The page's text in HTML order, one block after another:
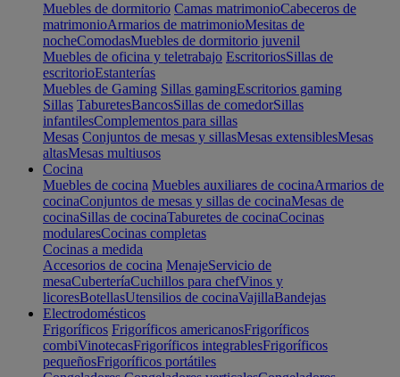
Muebles de dormitorio Camas matrimonioCabeceros de
matrimonioArmarios de matrimonioMesitas de
nocheComodasMuebles de dormitorio juvenil
Muebles de oficina y teletrabajo EscritoriosSillas de
escritorioEstanterías
Muebles de Gaming Sillas gamingEscritorios gaming
Sillas TaburetesBancosSillas de comedorSillas
infantilesComplementos para sillas
Mesas Conjuntos de mesas y sillasMesas extensiblesMesas
altasMesas multiusos
Cocina
Muebles de cocina Muebles auxiliares de cocinaArmarios de
cocinaConjuntos de mesas y sillas de cocinaMesas de
cocinaSillas de cocinaTaburetes de cocinaCocinas
modularesCocinas completas
Cocinas a medida
Accesorios de cocina MenajeServicio de
mesaCuberteríaCuchillos para chefVinos y
licoresBotellasUtensilios de cocinaVajillaBandejas
Electrodomésticos
Frigoríficos Frigoríficos americanosFrigoríficos
combiVinotecasFrigoríficos integrablesFrigoríficos
pequeñosFrigoríficos portátiles